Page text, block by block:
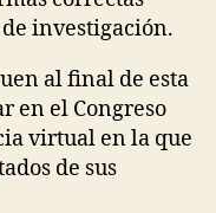
investigación.
al final de esta
en el Congreso
virtual en la que
de sus